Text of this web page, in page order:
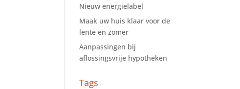
Nieuw energielabel
Maak uw huis klaar voor de
lente en zomer
Aanpassingen bij
aflossingsvrije hypotheken
Tags